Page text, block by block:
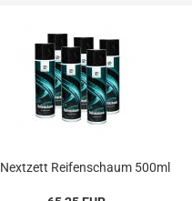
Reifenschaum 500ml